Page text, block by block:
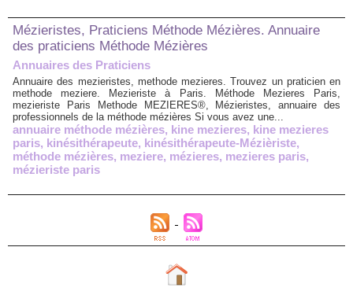
Mézieristes, Praticiens Méthode Mézières. Annuaire
des praticiens Méthode Mézières
Annuaires des Praticiens
Annuaire des mezieristes, methode mezieres. Trouvez un praticien en
methode meziere. Mezieriste à Paris. Méthode Mezieres Paris,
mezieriste Paris Methode MEZIERES®, Mézieristes, annuaire des
professionnels de la méthode mézières Si vous avez une...
annuaire méthode mézières, kine mezieres, kine mezieres
paris, kinésithérapeute, kinésithérapeute-Mézièriste,
méthode mézières, meziere, mézieres, mezieres paris,
mézieriste paris